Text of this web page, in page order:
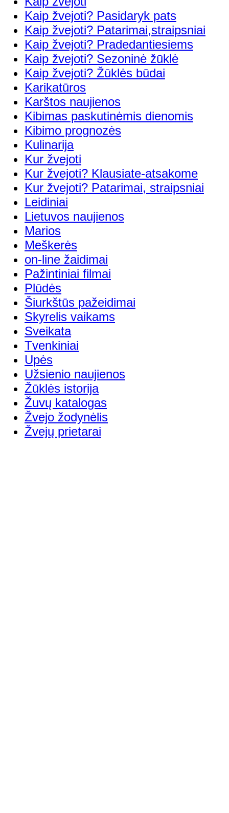
Kaip žvejoti? Pasidaryk pats
Kaip žvejoti? Patarimai,straipsniai
Kaip žvejoti? Pradedantiesiems
Kaip žvejoti? Sezoninė žūklė
Kaip žvejoti? Žūklės būdai
Karikatūros
Karštos naujienos
Kibimas paskutinėmis dienomis
Kibimo prognozės
Kulinarija
Kur žvejoti
Kur žvejoti? Klausiate-atsakome
Kur žvejoti? Patarimai, straipsniai
Leidiniai
Lietuvos naujienos
Marios
Meškerės
on-line žaidimai
Pažintiniai filmai
Plūdės
Šiurkštūs pažeidimai
Skyrelis vaikams
Sveikata
Tvenkiniai
Upės
Užsienio naujienos
Žūklės istorija
Žuvų katalogas
Žvejo žodynėlis
Žvejų prietarai